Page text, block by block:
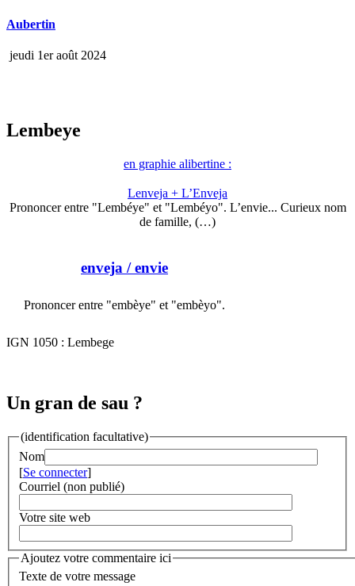
Aubertin
jeudi 1er août 2024
Lembeye
en graphie alibertine :
Lenveja + L’Enveja
Prononcer entre "Lembéye" et "Lembéyo". L’envie... Curieux nom
de famille, (…)
enveja / envie
Prononcer entre "embèye" et "embèyo".
IGN 1050 : Lembege
Un gran de sau ?
(identification facultative)
Nom
[Se connecter]
Courriel (non publié)
Votre site web
Ajoutez votre commentaire ici
Texte de votre message